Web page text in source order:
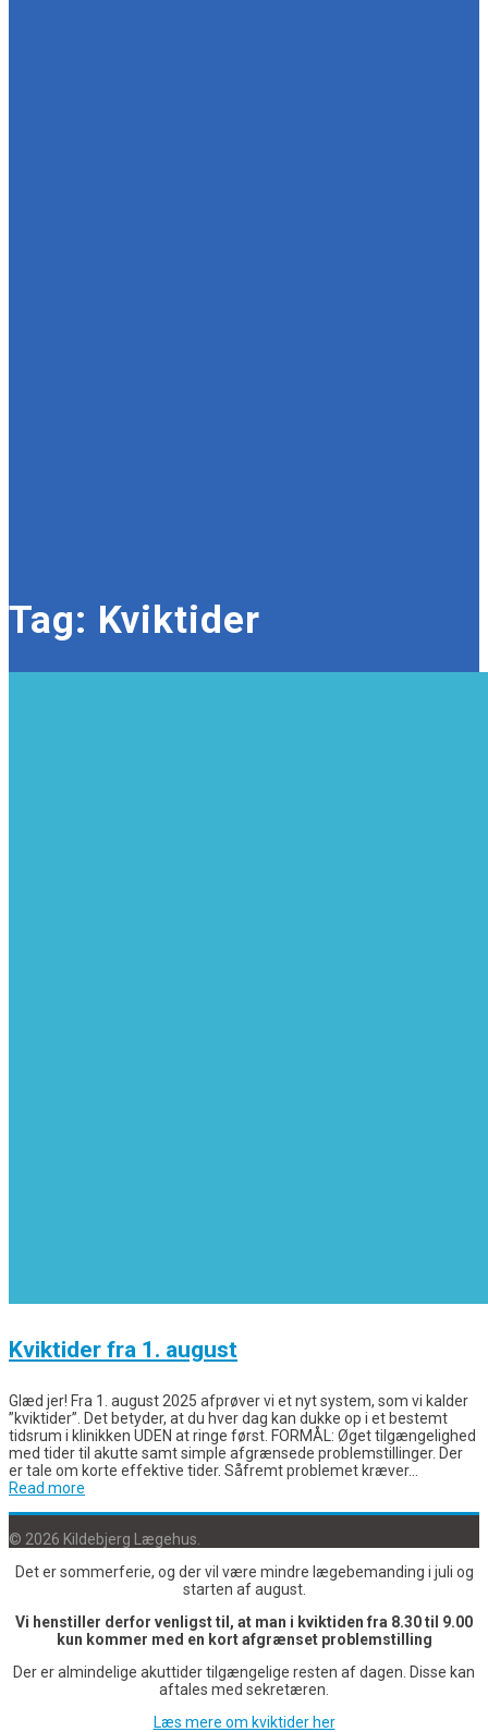
Tag: Kviktider
Kviktider fra 1. august
Glæd jer! Fra 1. august 2025 afprøver vi et nyt system, som vi kalder
”kviktider”. Det betyder, at du hver dag kan dukke op i et bestemt
tidsrum i klinikken UDEN at ringe først. FORMÅL: Øget tilgængelighed
med tider til akutte samt simple afgrænsede problemstillinger. Der
er tale om korte effektive tider. Såfremt problemet kræver…
Read more
© 2026 Kildebjerg Lægehus.
Det er sommerferie, og der vil være mindre lægebemanding i juli og
starten af august.
Vi henstiller derfor venligst til, at man i kviktiden fra 8.30 til 9.00
kun kommer med en kort afgrænset problemstilling
Der er almindelige akuttider tilgængelige resten af dagen. Disse kan
aftales med sekretæren.
Læs mere om kviktider her